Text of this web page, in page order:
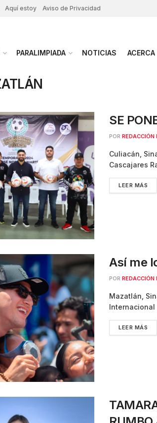
Aquí estoy Aviso de Privacidad
PARALIMPIADA NOTICIAS ACERCA
SE
POR REDACCIÓN
Culiacán,
Cascajares
LEER MÁS
Así me
POR REDACCIÓN
Mazatlán,
Internacional
LEER MÁS